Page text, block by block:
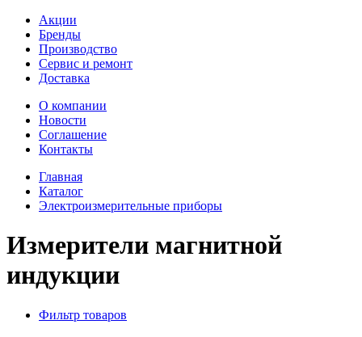
Акции
Бренды
Производство
Сервис и ремонт
Доставка
О компании
Новости
Соглашение
Контакты
Главная
Каталог
Электроизмерительные приборы
Измерители магнитной
индукции
Фильтр товаров